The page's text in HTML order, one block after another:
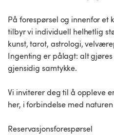
På forespørsel og innenfor
tilbyr vi individuell helhetlig
kunst, tarot, astrologi,
Ingenting er pålagt: alt
gjensidig samtykke.
Vi inviterer deg til å oppleve
her, i forbindelse med
Reservasjonsforespørsel